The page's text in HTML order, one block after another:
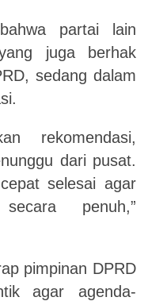
bahwa partai
lain
juga
berhak
sedang dalam
rekomendasi,
dari pusat.
selesai agar
penuh,”
pimpinan DPRD
agaragenda-